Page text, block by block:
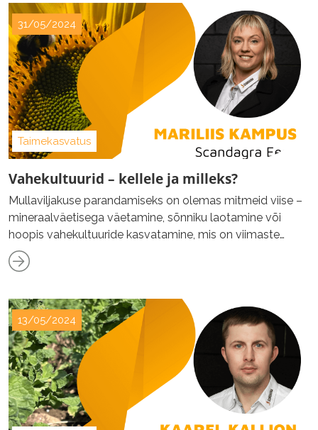
31/05/2024
Taimekasvatus
Vahekultuurid – kellele ja milleks?
Mullaviljakuse parandamiseks on olemas mitmeid viise –
mineraalväetisega väetamine, sõnniku laotamine või
hoopis vahekultuuride kasvatamine, mis on viimaste
aastatega vägagi populaarseks muutunud. Kuid mida
vahekultuurid täpsemalt teevad ja miks nad meie
13/05/2024